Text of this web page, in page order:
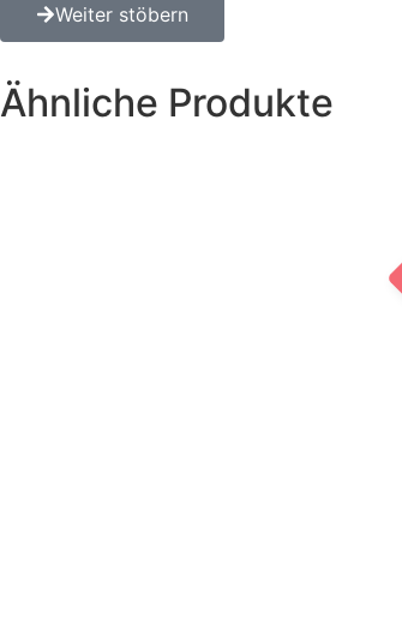
Weiter stöbern
Ähnliche Produkte